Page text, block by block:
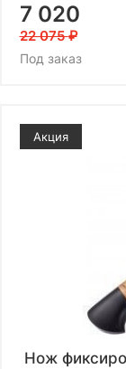
7 020
22 075
Под заказ
Акция
Нож